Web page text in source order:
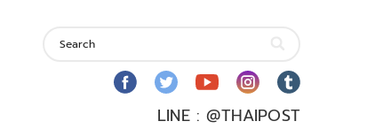
LINE : @THAIPOST